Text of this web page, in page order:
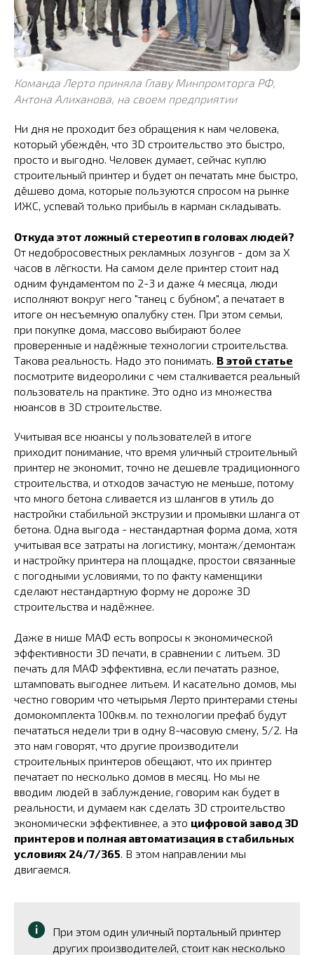
Команда Лерто приняла Главу Минпромторга РФ,
Антона Алиханова, на своем предприятии
Ни дня не проходит без обращения к нам человека,
который убеждён, что 3D строительство это быстро,
просто и выгодно. Человек думает, сейчас куплю
строительный принтер и будет он печатать мне быстро,
дёшево дома, которые пользуются спросом на рынке
ИЖС, успевай только прибыль в карман складывать.
Откуда этот ложный стереотип в головах людей?
От недобросовестных рекламных лозунгов - дом за Х
часов в лёгкости. На самом деле принтер стоит над
одним фундаментом по 2-3 и даже 4 месяца, люди
исполняют вокруг него "танец с бубном", а печатает в
итоге он несъемную опалубку стен. При этом семьи,
при покупке дома, массово выбирают более
проверенные и надёжные технологии строительства.
Такова реальность. Надо это понимать. В этой статье
посмотрите видеоролики с чем сталкивается реальный
пользователь на практике. Это одно из множества
нюансов в 3D строительстве.
Учитывая все нюансы у пользователей в итоге
приходит понимание, что время уличный строительный
принтер не экономит, точно не дешевле традиционного
строительства, и отходов зачастую не меньше, потому
что много бетона сливается из шлангов в утиль до
настройки стабильной экструзии и промывки шланга от
бетона. Одна выгода - нестандартная форма дома, хотя
учитывая все затраты на логистику, монтаж/демонтаж
и настройку принтера на площадке, простои связанные
с погодными условиями, то по факту каменщики
сделают нестандартную форму не дороже 3D
строительства и надёжнее.
Даже в нише МАФ есть вопросы к экономической
эффективности 3D печати, в сравнении с литьем. 3D
печать для МАФ эффективна, если печатать разное,
штамповать выгоднее литьем. И касательно домов, мы
честно говорим что четырьмя Лерто принтерами стены
домокомплекта 100кв.м. по технологии префаб будут
печататься недели три в одну 8-часовую смену, 5/2. На
это нам говорят, что другие производители
строительных принтеров обещают, что их принтер
печатает по несколько домов в месяц. Но мы не
вводим людей в заблуждение, говорим как будет в
реальности, и думаем как сделать 3D строительство
экономически эффективнее, а это цифровой завод 3D
принтеров и полная автоматизация в стабильных
условиях 24/7/365. В этом направлении мы
двигаемся.
При этом один уличный портальный принтер
других производителей, стоит как несколько